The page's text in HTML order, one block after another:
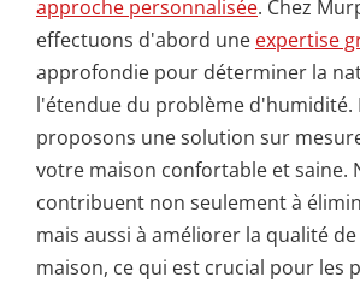
approche personnalisée. Chez
effectuons d'abord une expertise
approfondie pour déterminer la
l'étendue du problème d'humidité.
proposons une solution sur
votre maison confortable et saine.
contribuent non seulement à
mais aussi à améliorer la qualité
maison, ce qui est crucial pour les